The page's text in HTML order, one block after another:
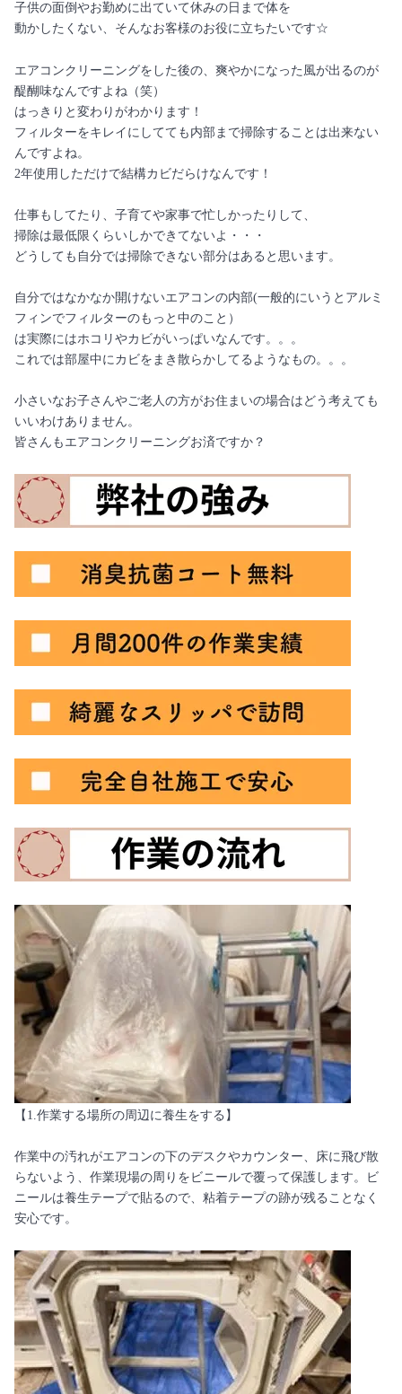
子供の面倒やお勤めに出ていて休みの日まで体を
動かしたくない、そんなお客様のお役に立ちたいです☆
エアコンクリーニングをした後の、爽やかになった風が出るのが
醍醐味なんですよね（笑）
はっきりと変わりがわかります！
フィルターをキレイにしてても内部まで掃除することは出来ない
んですよね。
2年使用しただけで結構カビだらけなんです！
仕事もしてたり、子育てや家事で忙しかったりして、
掃除は最低限くらいしかできてないよ・・・
どうしても自分では掃除できない部分はあると思います。
自分ではなかなか開けないエアコンの内部(一般的にいうとアルミ
フィンでフィルターのもっと中のこと）
は実際にはホコリやカビがいっぱいなんです。。。
これでは部屋中にカビをまき散らかしてるようなもの。。。
小さいなお子さんやご老人の方がお住まいの場合はどう考えても
いいわけありません。
皆さんもエアコンクリーニングお済ですか？
【1.作業する場所の周辺に養生をする】
作業中の汚れがエアコンの下のデスクやカウンター、床に飛び散
らないよう、作業現場の周りをビニールで覆って保護します。ビ
ニールは養生テープで貼るので、粘着テープの跡が残ることなく
安心です。